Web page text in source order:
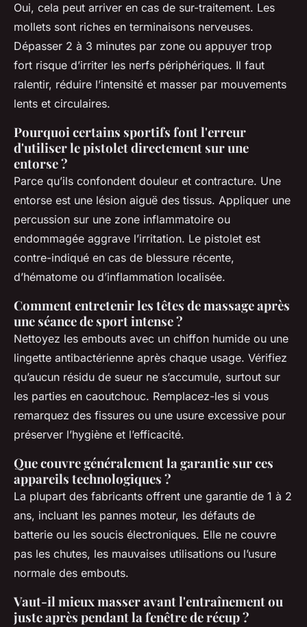
Oui, cela peut arriver en cas de sur-traitement. Les
mollets sont riches en terminaisons nerveuses.
Dépasser 2 à 3 minutes par zone ou appuyer trop
fort risque d’irriter les nerfs périphériques. Il faut
ralentir, réduire l’intensité et masser par mouvements
lents et circulaires.
Pourquoi certains sportifs font l'erreur
d'utiliser le pistolet directement sur une
entorse ?
Parce qu’ils confondent douleur et contracture. Une
entorse est une lésion aiguë des tissus. Appliquer une
percussion sur une zone inflammatoire ou
endommagée aggrave l’irritation. Le pistolet est
contre-indiqué en cas de blessure récente,
d’hématome ou d’inflammation localisée.
Comment entretenir les têtes de massage après
une séance de sport intense ?
Nettoyez les embouts avec un chiffon humide ou une
lingette antibactérienne après chaque usage. Vérifiez
qu’aucun résidu de sueur ne s’accumule, surtout sur
les parties en caoutchouc. Remplacez-les si vous
remarquez des fissures ou une usure excessive pour
préserver l’hygiène et l’efficacité.
Que couvre généralement la garantie sur ces
appareils technologiques ?
La plupart des fabricants offrent une garantie de 1 à 2
ans, incluant les pannes moteur, les défauts de
batterie ou les soucis électroniques. Elle ne couvre
pas les chutes, les mauvaises utilisations ou l’usure
normale des embouts.
Vaut-il mieux masser avant l'entraînement ou
juste après pendant la fenêtre de récup ?